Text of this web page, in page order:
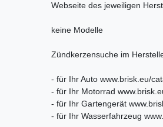
Webseite des jeweiligen
keine Modelle
Zündkerzensuche im
- für Ihr Auto www.brisk.eu/
- für Ihr Motorrad
- für Ihr Gartengerät
- für Ihr Wasserfahrzeug